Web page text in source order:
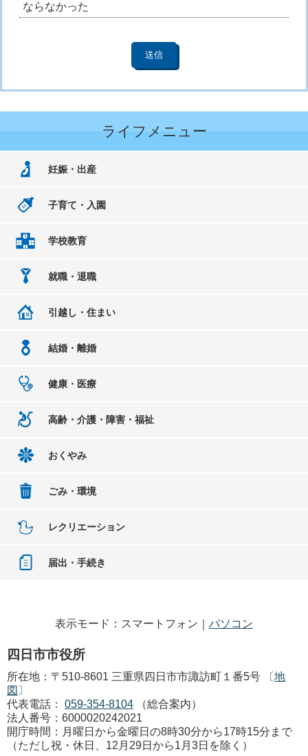
ならなかった
ライフメニュー
妊娠・出産
子育て・入園
学校教育
就職・退職
引越し・住まい
結婚・離婚
健康・医療
高齢・介護・障害・福祉
おくやみ
ごみ・環境
レクリエーション
届出・手続き
表示モード：スマートフォン｜ パソコン
四日市市役所
所在地：〒510-8601 三重県四日市市諏訪町１番5号 〔地
図 〕
代表電話：
059-354-8104
（総合案内）
法人番号：6000020242021
開庁時間：月曜日から金曜日の8時30分から17時15分まで
（ただし祝・休日、12月29日から1月3日を除く）